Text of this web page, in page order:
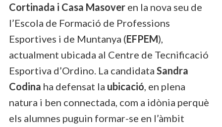
Cortinada i Casa Masover en la nova seu de
l’Escola de Formació de Professions
Esportives i de Muntanya (EFPEM),
actualment ubicada al Centre de Tecnificació
Esportiva d’Ordino. La candidata Sandra
Codina ha defensat la ubicació, en plena
natura i ben connectada, com a idònia perquè
els alumnes puguin formar-se en l’àmbit